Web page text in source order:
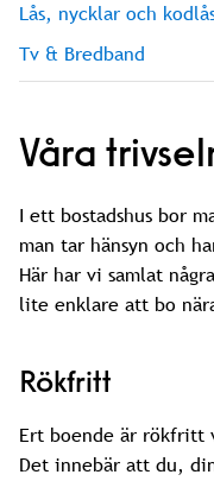
Lås, nycklar och
Tv & Bredband
Våra
I ett bostadshus bor
man tar hänsyn och
Här har vi samlat
lite enklare att bo
Rökfritt
Ert boende är rökfritt
Det innebär att du,